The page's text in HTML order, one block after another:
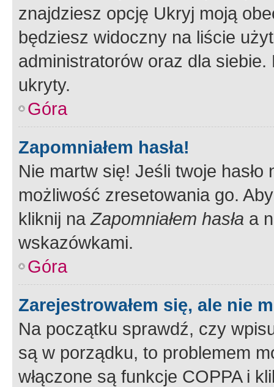
znajdziesz opcję Ukryj moją
będziesz widoczny na liście
administratorów oraz dla
ukryty.
Góra
Zapomniałem hasła!
Nie martw się! Jeśli twoje
możliwość zresetowania go.
kliknij naZapomniałem hasła a
wskazówkami.
Góra
Zarejestrowałem się, ale nie
Na początku sprawdź, czy
są w porządku, to problemem
włączone są funkcje COPPA i